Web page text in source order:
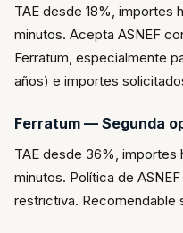
TAE desde 18%, importes
minutos. Acepta ASNEF
Ferratum, especialmente
años) e importes
Ferratum — Segunda
TAE desde 36%, importes
minutos. Política de
restrictiva. Recomendable